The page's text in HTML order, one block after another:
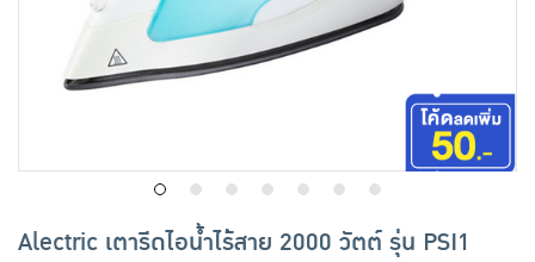
ขนมขบเคี้ยว และช็อคโกแลต
อาหารสด ผัก ผลไม้และเบเกอรี่
Alectric เตารีดไอน้ำไร้สาย 2000 วัตต์ รุ่น PSI1